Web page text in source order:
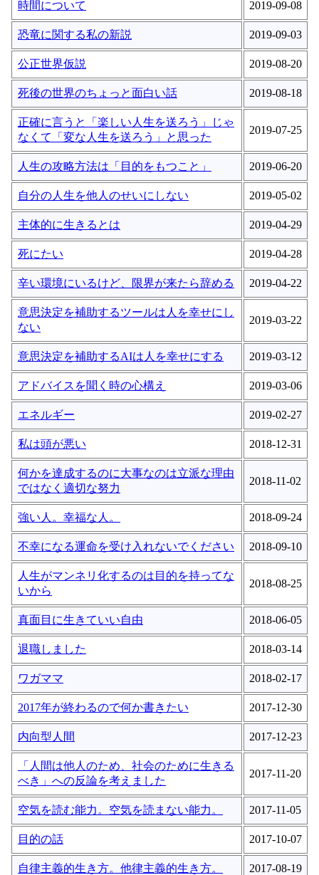
時間について 2019-09-08
恐竜に関する私の新説 2019-09-03
公正世界仮説 2019-08-20
死後の世界のちょっと面白い話 2019-08-18
正確に言うと「楽しい人生を送ろう」じゃ
なくて「変な人生を送ろう」と思った
2019-07-25
人生の攻略方法は「目的をもつこと」 2019-06-20
自分の人生を他人のせいにしない 2019-05-02
主体的に生きるとは 2019-04-29
死にたい 2019-04-28
辛い環境にいるけど、限界が来たら辞める 2019-04-22
意思決定を補助するツールは人を幸せにし
ない
2019-03-22
意思決定を補助するAIは人を幸せにする 2019-03-12
アドバイスを聞く時の心構え 2019-03-06
エネルギー 2019-02-27
私は頭が悪い 2018-12-31
何かを達成するのに大事なのは立派な理由
ではなく適切な努力
2018-11-02
強い人。幸福な人。 2018-09-24
不幸になる運命を受け入れないでください 2018-09-10
人生がマンネリ化するのは目的を持ってな
いから
2018-08-25
真面目に生きていい自由 2018-06-05
退職しました 2018-03-14
ワガママ 2018-02-17
2017年が終わるので何か書きたい 2017-12-30
内向型人間 2017-12-23
「人間は他人のため、社会のために生きる
べき」への反論を考えました
2017-11-20
空気を読む能力。空気を読まない能力。 2017-11-05
目的の話 2017-10-07
自律主義的生き方。他律主義的生き方。 2017-08-19